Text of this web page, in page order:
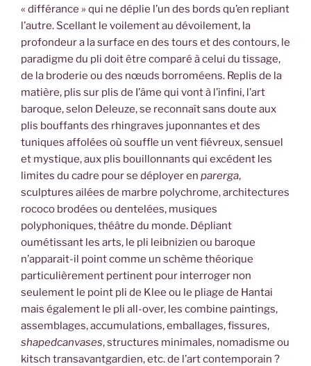
« différance » qui ne déplie l’un des bords qu’en repliant
l’autre. Scellant le voilement au dévoilement, la
profondeur a la surface en des tours et des contours, le
paradigme du pli doit être comparé à celui du tissage,
de la broderie ou des nœuds borroméens. Replis de la
matière, plis sur plis de I’âme qui vont à l’infini, l’art
baroque, selon Deleuze, se reconnaît sans doute aux
plis bouffants des rhingraves juponnantes et des
tuniques affolées où souffle un vent fiévreux, sensuel
et mystique, aux plis bouillonnants qui excédent les
limites du cadre pour se déployer en parerga,
sculptures ailées de marbre polychrome, architectures
rococo brodées ou dentelées, musiques
polyphoniques, théâtre du monde. Dépliant
oumétissant les arts, le pli leibnizien ou baroque
n’apparait-il point comme un schème théorique
particulièrement pertinent pour interroger non
seulement le point pli de Klee ou le pliage de Hantai
mais également le pli all-over, les combine paintings,
assemblages, accumulations, emballages, fissures,
shapedcanvases, structures minimales, nomadisme ou
kitsch transavantgardien, etc. de l’art contemporain ?